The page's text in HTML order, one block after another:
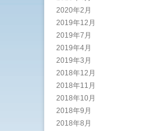
2020年2月
2019年12月
2019年7月
2019年4月
2019年3月
2018年12月
2018年11月
2018年10月
2018年9月
2018年8月